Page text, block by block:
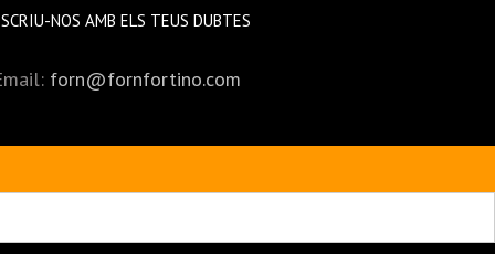
NOS AMB ELS TEUS DUBTES
forn@fornfortino.com